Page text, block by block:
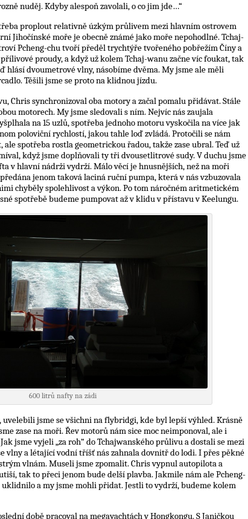
nuděj. Kdyby alespoň zavolali, o co jim jde…“
proplout relativně úzkým průlivem mezi hlavním ostrovem
Jihočínské moře je obecně známé jako moře nepohodlné. Tchaj-
Pcheng-chu tvoří předěl trychtýře tvořeného pobřežím Číny a
proudy, a když už kolem Tchaj-wanu začne víc foukat, tak
hlásí dvoumetrové vlny, násobíme dvěma. My jsme ale měli
Těšili jsme se proto na klidnou jízdu.
Chris synchronizoval oba motory a začal pomalu přidávat. Stále
motorech. My jsme sledovali s ním. Nejvíc nás zaujala
na 15 uzlů, spotřeba jednoho motoru vyskočila na více jak
poloviční rychlostí, jakou tahle loď zvládá. Protočili se nám
spotřeba rostla geometrickou řadou, takže zase ubral. Teď už
když jsme doplňovali ty tři dvousetlitrové sudy. V duchu jsme
v hlavní nádrži vydrží. Málo věcí je hnusnějších, než na moři
jenom taková laciná ruční pumpa, která v nás vzbuzovala
chyběly spolehlivost a výkon. Po tom náročném aritmetickém
spotřebě budeme pumpovat až v klidu v přístavu v Keelungu.
600 litrů nafty na zádi
uvelebili jsme se všichni na flybridgi, kde byl lepší výhled. Krásně
zase na moři. Řev motorů nám sice moc neimponoval, ale i
jsme vyjeli „za roh“ do Tchajwanského průlivu a dostali se mezi
vlny a létající vodní tříšť nás zahnala dovnitř do lodi. I přes pěkné
vlnám. Museli jsme zpomalit. Chris vypnul autopilota a
tak to přeci jenom bude delší plavba. Jakmile nám ale Pcheng-
uklidnilo a my jsme mohli přidat. Jestli to vydrží, budeme kolem
době pracoval na megayachtách v Hongkongu. S Janičkou